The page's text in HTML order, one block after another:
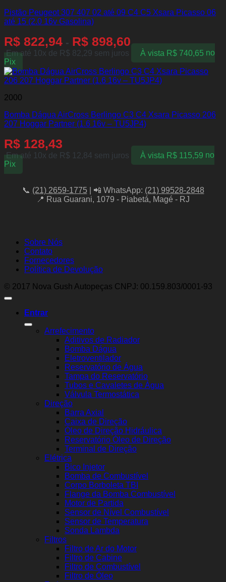
Pistão Peugeot 307 407 02 até 09 C4 C5 Xsara Picasso 06
até 15 (2.0 16v Gasolina)
R$ 822,94 - R$ 898,60
Em até 10x de R$ 82,29 sem juros À vista R$740,65 no
Pix
2000
Bomba Dágua AirCross Berlingo C3 C4 Xsara Picasso 206
207 Hoggar Partner (1.6 16v – TU5JP4)
R$ 128,43
Em até 10x de R$ 12,84 sem juros À vista R$115,59 no
Pix
📞 (21) 2659-1775| 📲 WhatsApp: (21) 99528-2848
📍 Rua Guarani, 1079 - Piabetá, Magé - RJ
Sobre Nós
Contato
Fornecedores
Política de Devolução
© 2017 Nova Gush Autopeças CNPJ: 00.159.803/0001-93
Entrar
Arrefecimento
Aditivos de Radiador
Bomba Dágua
Eletroventilador
Reservatório de Água
Tampa do Reservatório
Tubos e Cavaletes de Água
Válvula Termostática
Direção
Barra Axial
Caixa de Direção
Óleo de Direção Hidráulica
Reservatório Óleo de Direção
Terminal de Direção
Elétrica
Bico Injetor
Bomba de Combustível
Corpo Borboleta TBI
Flange da Bomba Combustível
Motor de Partida
Sensor de Nível Combustível
Sensor de Temperatura
Sonda Lambda
Filtros
Filtro de Ar do Motor
Filtro de Cabine
Filtro de Combustível
Filtro de Óleo